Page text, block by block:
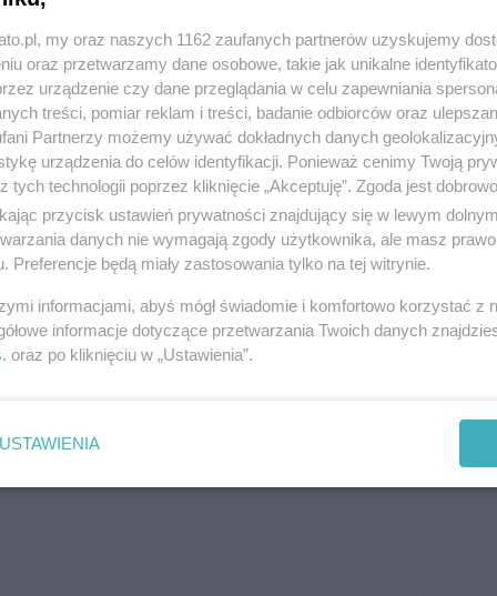
ć dwa budynki mieszkalne wielorodzinne:
do miejskiej sieci wodociągowej
i separatorem węglowodorów
włączeniem do kanalizacji miejskiej
my oraz naszych 1162 zaufanych partnerów uzyskujemy
oraz przetwarzamy dane osobowe, takie jak unikalne
urządzenie czy dane przeglądania w celu zapewniania
treści, pomiar reklam i treści, badanie odbiorców oraz
Partnerzy możemy używać dokładnych danych
urządzenia do celów identyfikacji. Ponieważ cenimy Twoją
tych technologii poprzez kliknięcie „Akceptuję”. Zgoda jest
przycisk ustawień prywatności znajdujący się w lewym
danych nie wymagają zgody użytkownika, ale masz
Preferencje będą miały zastosowania tylko na tej witrynie.
informacjami, abyś mógł świadomie i komfortowo korzystać z
informacje dotyczące przetwarzania Twoich danych
. oraz po kliknięciu w „Ustawienia”.
USTAWIENIA